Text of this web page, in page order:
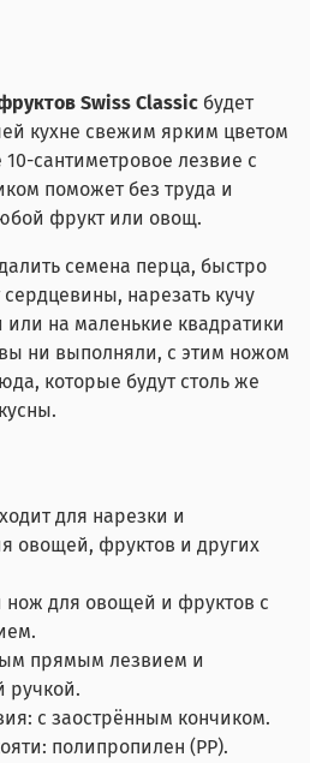
Swiss Classic будет
кухне свежим ярким цветом
10-сантиметровое лезвие с
поможет без труда и
фрукт или овощ.
семена перца, быстро
сердцевины, нарезать кучу
на маленькие квадратики
ни выполняли, с этим ножом
которые будут столь же
для нарезки и
овощей, фруктов и других
для овощей и фруктов с
прямым лезвием и
ручкой.
с заострённым кончиком.
полипропилен (PP).